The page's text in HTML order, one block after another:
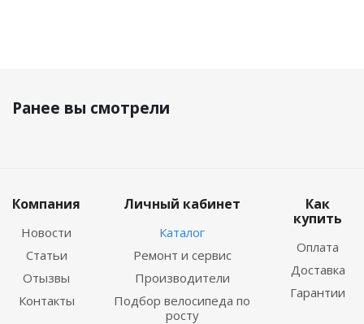
Ранее вы смотрели
Компания
Новости
Статьи
Отызвы
Контакты
Личный кабинет
Каталог
Ремонт и сервис
Производители
Подбор велосипеда по
росту
Как
купить
Оплата
Доставка
Гарантии